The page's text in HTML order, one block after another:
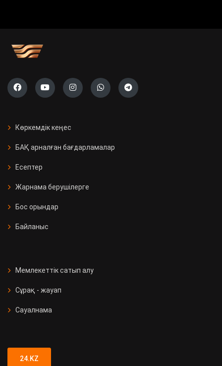
Көркемдік кеңес
БАҚ арналған бағдарламалар
Есептер
Жарнама берушілерге
Бос орындар
Байланыс
Мемлекеттік сатып алу
Сұрақ - жауап
Сауалнама
24.KZ